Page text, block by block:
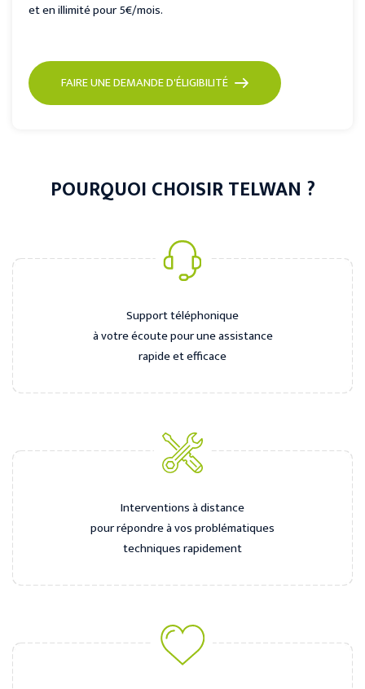
et en illimité pour 5€/mois.
FAIRE UNE DEMANDE D'ÉLIGIBILITÉ
POURQUOI CHOISIR TELWAN ?
Support téléphonique
à votre écoute pour une assistance
rapide et efficace
Interventions à distance
pour répondre à vos problématiques
techniques rapidement